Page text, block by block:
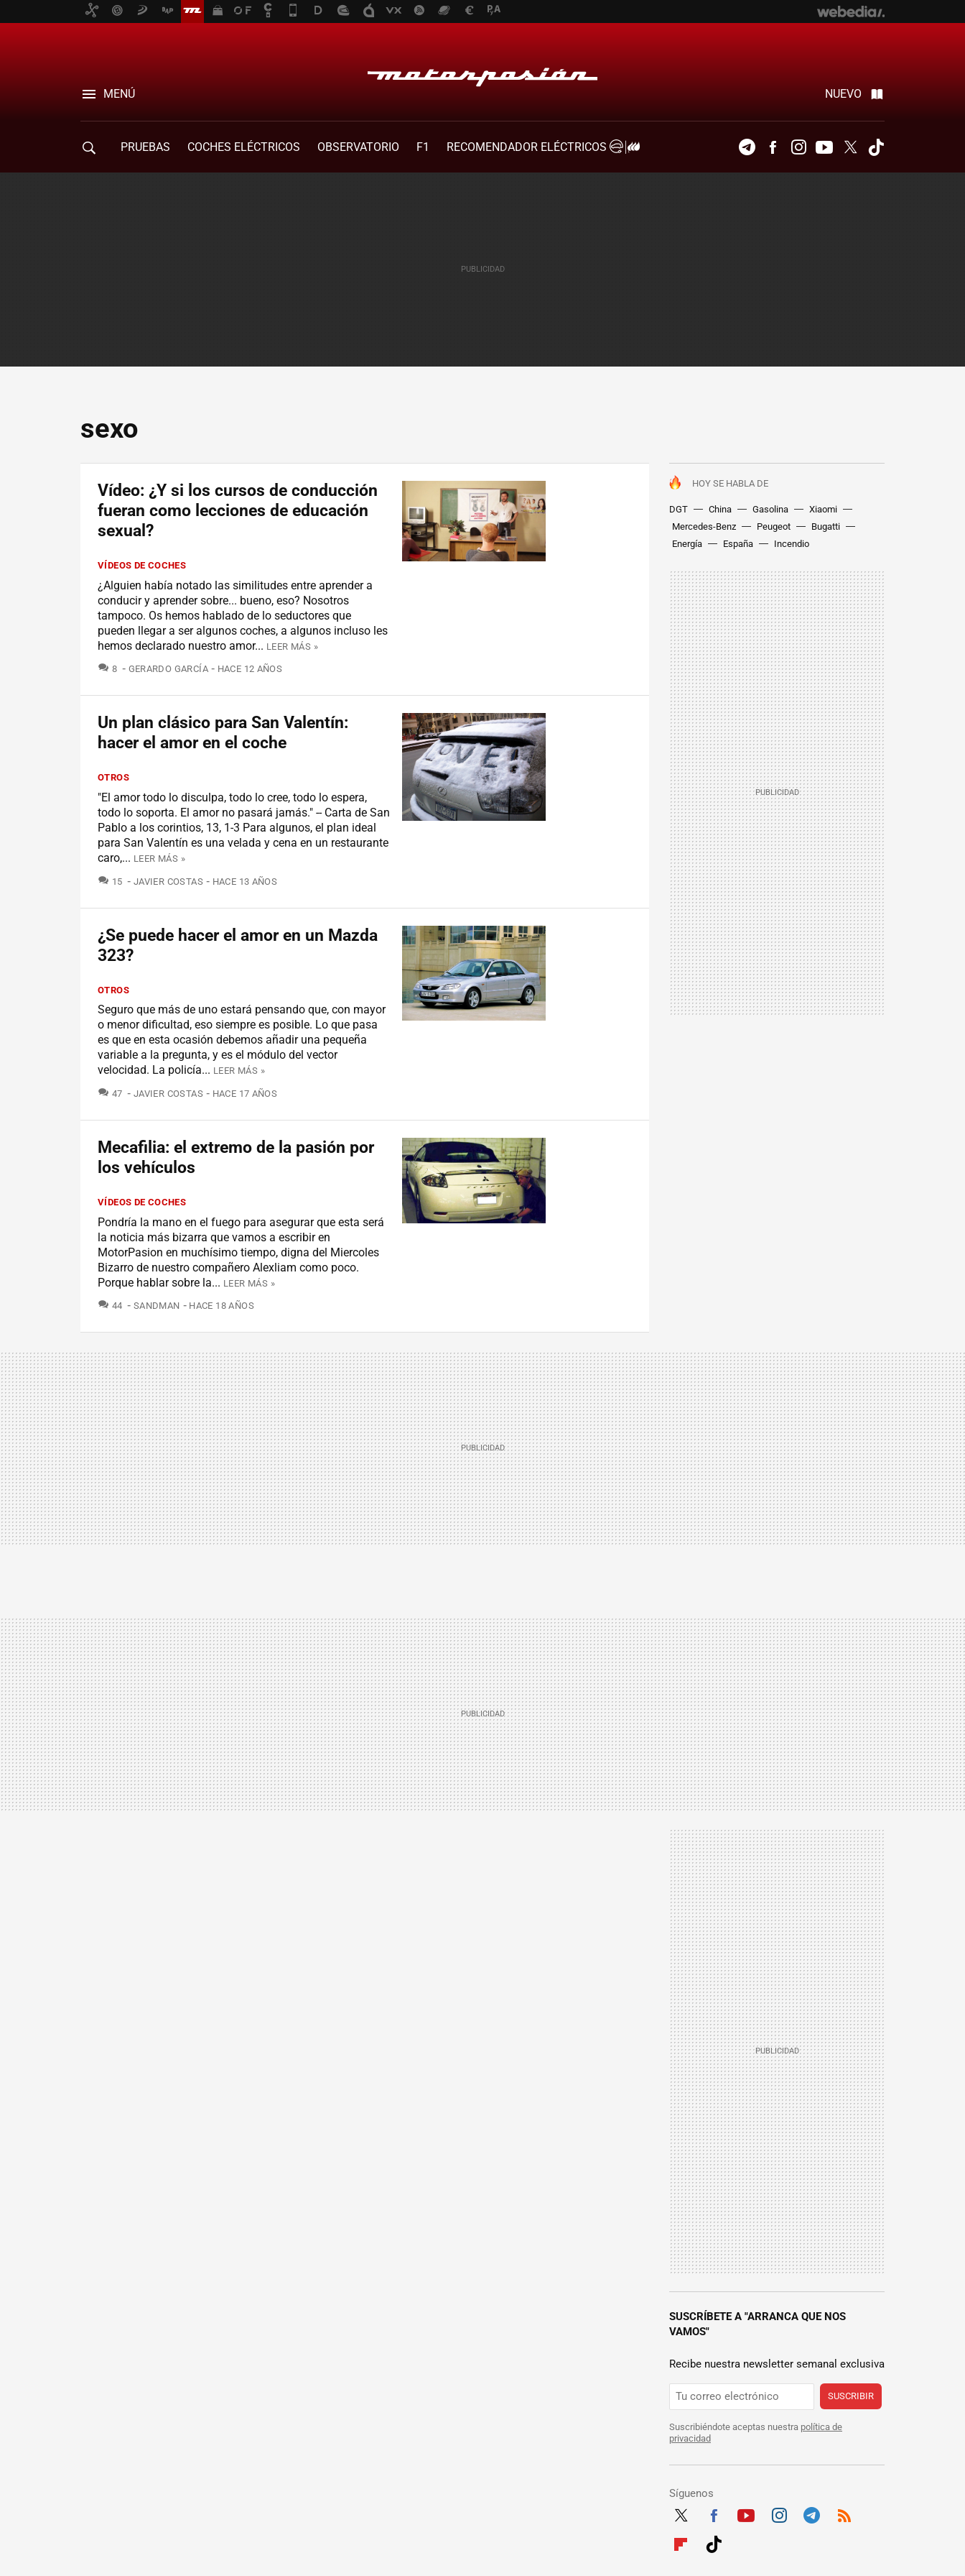
MENÚ NUEVO
PRUEBAS COCHES ELÉCTRICOS OBSERVATORIO F1
RECOMENDADOR ELÉCTRICOS
TelegramFacebookInstagramYoutubeTwitter
sexo
HOY SE HABLA DE
DGT China Gasolina
Xiaomi
Mercedes-Benz
Peugeot
Bugatti
Energía
España Incendio
Vídeo: ¿Y si los cursos de conducción
fueran como lecciones de educación
sexual?
VÍDEOS DE COCHES
¿Alguien había notado las similitudes entre aprender a
conducir y aprender sobre... bueno, eso? Nosotros
tampoco. Os hemos hablado de lo seductores que
pueden llegar a ser algunos coches, a algunos incluso les
hemos declarado nuestro amor... LEER MÁS »
8 COMENTARIOS
GERARDO GARCÍA HACE 12 AÑOS
Un plan clásico para San Valentín:
hacer el amor en el coche
OTROS
"El amor todo lo disculpa, todo lo cree, todo lo espera,
todo lo soporta. El amor no pasará jamás." -- Carta de San
Pablo a los corintios, 13, 1-3 Para algunos, el plan ideal
para San Valentín es una velada y cena en un restaurante
caro,... LEER MÁS »
15 COMENTARIOS
JAVIER COSTAS HACE 13 AÑOS
¿Se puede hacer el amor en un Mazda
323?
OTROS
Seguro que más de uno estará pensando que, con mayor
o menor dificultad, eso siempre es posible. Lo que pasa
es que en esta ocasión debemos añadir una pequeña
variable a la pregunta, y es el módulo del vector
velocidad. La policía... LEER MÁS »
47 COMENTARIOS
JAVIER COSTAS HACE 17 AÑOS
Mecafilia: el extremo de la pasión por
los vehículos
VÍDEOS DE COCHES
Pondría la mano en el fuego para asegurar que esta será
la noticia más bizarra que vamos a escribir en
MotorPasion en muchísimo tiempo, digna del Miercoles
Bizarro de nuestro compañero Alexliam como poco.
Porque hablar sobre la... LEER MÁS »
44 COMENTARIOS
SANDMAN HACE 18 AÑOS
SUSCRÍBETE A "ARRANCA QUE NOS
VAMOS"
Recibe nuestra newsletter semanal exclusiva
SUSCRIBIR
Suscribiéndote aceptas nuestra política de
privacidad
Síguenos
Twit
Fac